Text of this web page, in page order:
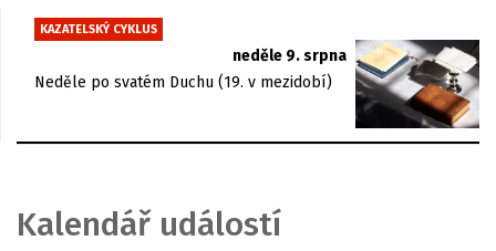
KAZATELSKÝ CYKLUS
neděle 9. srpna
Neděle po svatém Duchu (19. v mezidobí)
Kalendář událostí